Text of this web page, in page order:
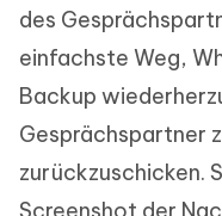
des
einfachste Weg,
Backup
Gesprächspartner
zurückzuschicken.
Screenshot der